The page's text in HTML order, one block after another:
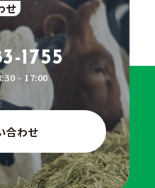
せ
1755
- 17:00
合わせ